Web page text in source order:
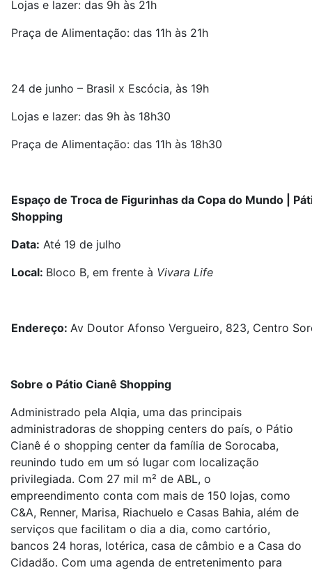
Lojas e lazer: das 9h às 21h
Praça de Alimentação: das 11h às 21h
24 de junho – Brasil x Escócia, às 19h
Lojas e lazer: das 9h às 18h30
Praça de Alimentação: das 11h às 18h30
Espaço de Troca de Figurinhas da Copa do Mundo |
Shopping
Data: Até 19 de julho
Local: Bloco B, em frente à Vivara Life
Endereço: Av Doutor Afonso Vergueiro, 823, Centro
Sobre o Pátio Cianê Shopping
Administrado pela Alqia, uma das principais
administradoras de shopping centers do país, o Pátio
Cianê é o shopping center da família de Sorocaba,
reunindo tudo em um só lugar com localização
privilegiada. Com 27 mil m² de ABL, o
empreendimento conta com mais de 150 lojas, como
C&A, Renner, Marisa, Riachuelo e Casas Bahia, além de
serviços que facilitam o dia a dia, como cartório,
bancos 24 horas, lotérica, casa de câmbio e a Casa do
Cidadão. Com uma agenda de entretenimento para